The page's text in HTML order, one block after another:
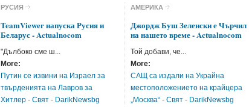
Америка Балкани
Близък изток
Intro Items Link Items
РУСИЯ
TeamViewer напуска Русия и
Беларус - Actualnocom
"Дълбоко сме ш...
More:
Путин се извини на Израел за
твърденията на Лавров за
Хитлер - Свят - DarikNewsbg
АМЕРИКА
Джордж Буш Зеленски е Чърчил
на нашето време - Actualnocom
Той добави, че...
More:
САЩ са издали на Украйна
местоположението на крайцера
„Москва“ - Свят - DarikNewsbg